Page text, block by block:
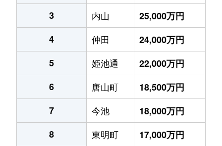
3
内山
25,000万円
4
仲田
24,000万円
5
姫池通
22,000万円
6
唐山町
18,500万円
7
今池
18,000万円
8
東明町
17,000万円